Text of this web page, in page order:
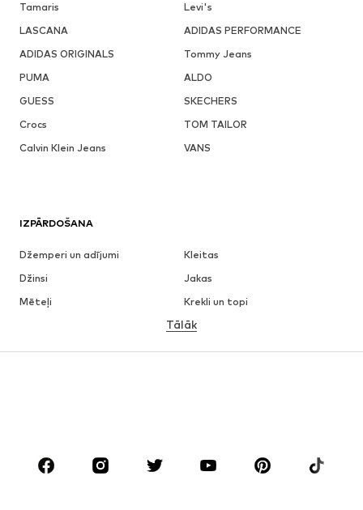
Tamaris
Levi's
LASCANA
ADIDAS PERFORMANCE
ADIDAS ORIGINALS
Tommy Jeans
PUMA
ALDO
GUESS
SKECHERS
Crocs
TOM TAILOR
Calvin Klein Jeans
VANS
IZPĀRDOŠANA
Džemperi un adījumi
Kleitas
Džinsi
Jakas
Mēteļi
Krekli un topi
Apakšveļa
Svārki
Blūzes un tunikas
Aksesuāri
Premium
Tālāk